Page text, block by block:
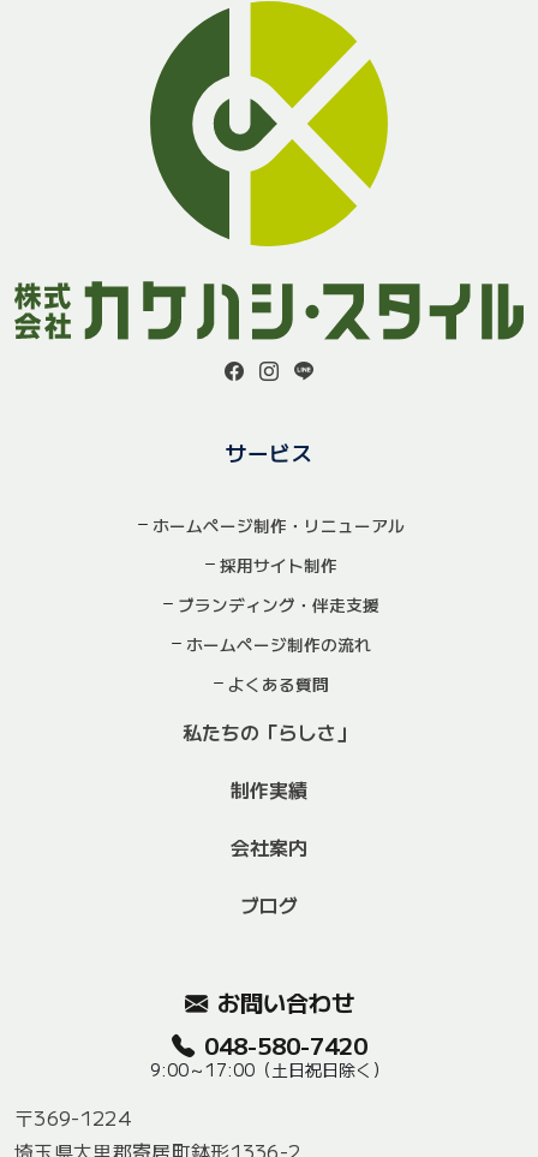
サービス
ホームページ制作・リニューアル
採用サイト制作
ブランディング・伴走支援
ホームページ制作の流れ
よくある質問
私たちの「らしさ」
制作実績
会社案内
ブログ
お問い合わせ
048-580-7420
9:00～17:00（土日祝日除く）
〒369-1224